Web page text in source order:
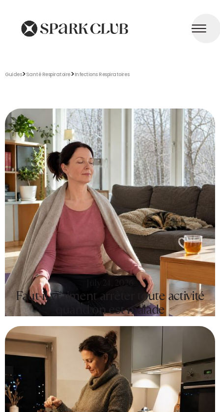
Guides>Santé Respiratoire>Infections Respiratoires
Faut-il vraiment arrêter toute activité
quand on est malade